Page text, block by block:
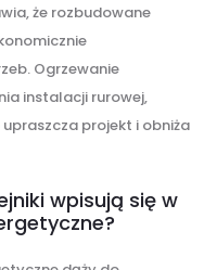
że rozbudowane
Ogrzewanie
instalacji rurowej,
projekt i obniża
wpisują się w